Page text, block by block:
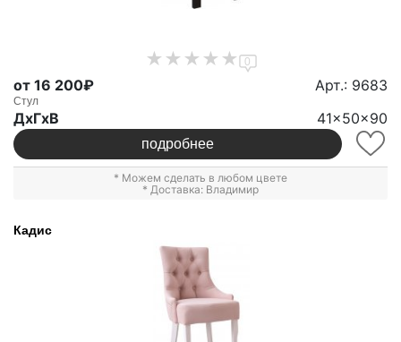
0
от 16 200₽ Арт.: 9683
Стул
ДxГxВ 41x50x90
подробнее
* Можем сделать в любом цвете
* Доставка: Владимир
Кадис